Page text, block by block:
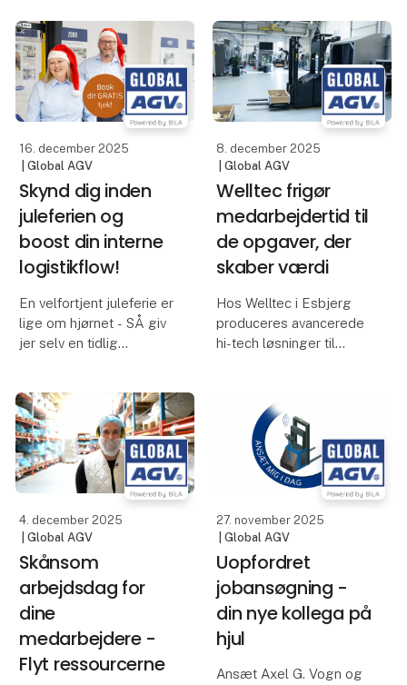
Den er god nok. MillPart
har helt selv tilpasset
deres Global AGV's flow
for at opnå forbedret
produktivitet. Hemm
Ønsker du at øge
produktionskapaciteten
og samtidig flytte
interne ressourcer til
mere værdiskabende
SMV:Digital
16. december 2025
| Global AGV
Skynd dig inden
juleferien og
boost din interne
logistikflow!
En velfortjent juleferie er
lige om hjørnet - SÅ giv
jer selv en tidlig
Du får indsigt i, hvor din
produktion kan blive
mere effektiv. Vores
eksperter gennemgår
jeres processer og viser
8. december 2025
| Global AGV
Welltec frigør
medarbejdertid til
de opgaver, der
skaber værdi
Hos Welltec i Esbjerg
produceres avancerede
hi-tech løsninger til
For at sikre et stabilt
produktionsflow og
flytte medarbejdertid til
værdiskabende
4. december 2025
| Global AGV
Skånsom
arbejdsdag for
dine
medarbejdere -
Flyt ressourcerne
27. november 2025
| Global AGV
Uopfordret
jobansøgning -
din nye kollega på
hjul
Ansæt Axel G. Vogn og